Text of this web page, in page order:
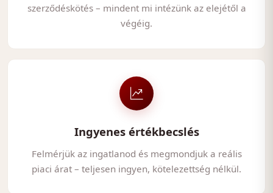
szerződéskötés – mindent mi intézünk az elejétől a
végéig.
Ingyenes értékbecslés
Felmérjük az ingatlanod és megmondjuk a reális
piaci árat – teljesen ingyen, kötelezettség nélkül.